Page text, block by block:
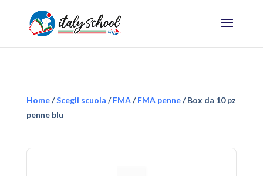
Home/Scegli scuola /FMA/FMA penne/ Box da 10 pz
penne blu